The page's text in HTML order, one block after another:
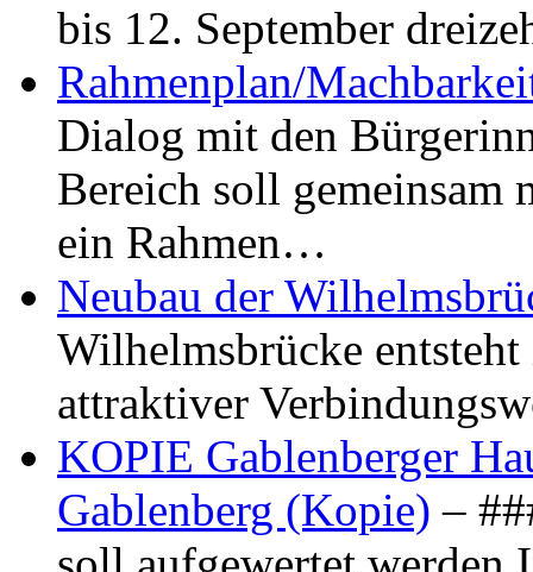
bis 12. September
Rahmenplan/
Dialog mit den
Bereich soll gemeinsam
ein Rahmen…
Neubau der
Wilhelmsbrücke
attraktiver
KOPIE Gablenberger
Gablenberg (Kopie) –